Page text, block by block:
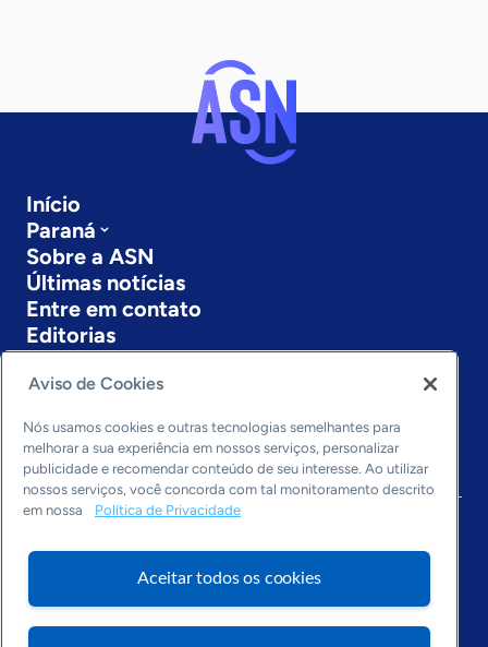
Início
Paraná
Sobre a ASN
Últimas notícias
Entre em contato
Editorias
Economia & Política
Cultura empreendedora
Dados
Arquivo
Aviso de Cookies
Nós usamos cookies e outras tecnologias semelhantes para
melhorar a sua experiência em nossos serviços, personalizar
publicidade e recomendar conteúdo de seu interesse. Ao utilizar
nossos serviços, você concorda com tal monitoramento descrito
em nossa
Política de Privacidade
Aceitar todos os cookies